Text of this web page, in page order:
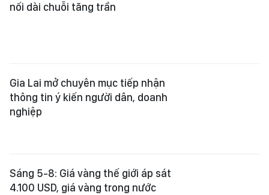
nối dài chuỗi tăng trần
Gia Lai mở chuyên mục tiếp nhận
thông tin ý kiến người dân, doanh
nghiệp
Sáng 5-8: Giá vàng thế giới áp sát
4.100 USD, giá vàng trong nước